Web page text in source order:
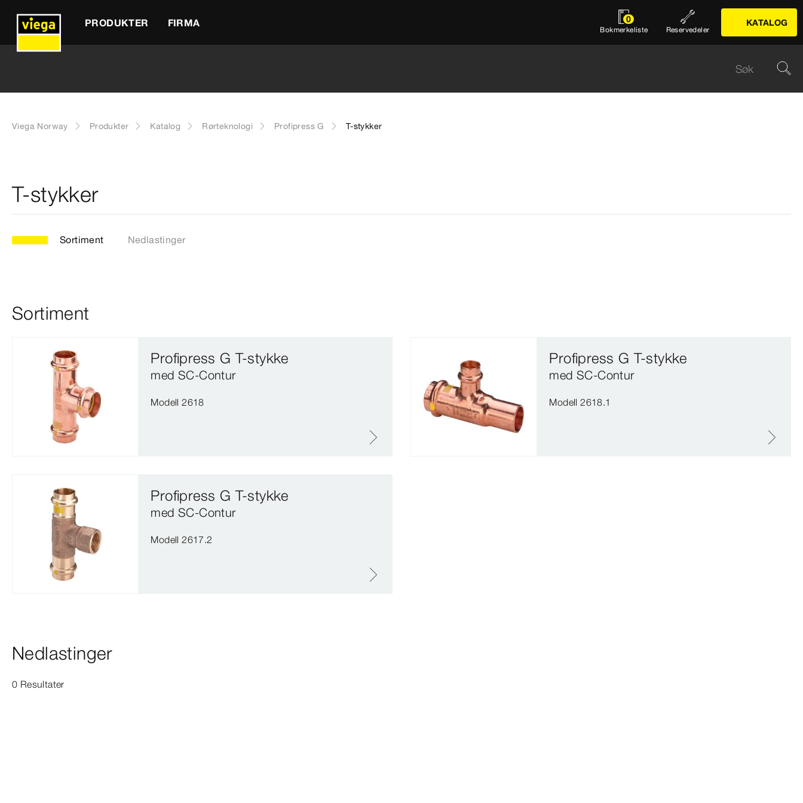
PRODUKTER FIRMA 0
Bokmerkeliste Reservedeler
KATALOG
Viega Norway Produkter Katalog Rørteknologi Profipress G T-stykker
T-stykker
Sortiment Nedlastinger
Sortiment
Profipress G T-stykke
med SC‑Contur
Modell 2618
Profipress G T-stykke
med SC‑Contur
Modell 2618.1
Profipress G T-stykke
med SC‑Contur
Modell 2617.2
Nedlastinger
0 Resultater